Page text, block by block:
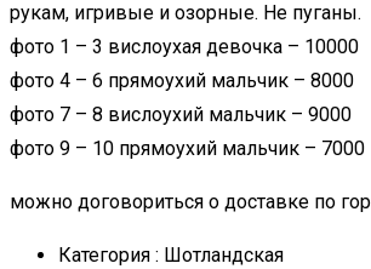
рукам, игривые и озорные. Не пуганы.
фото 1 – 3 вислоухая девочка – 10000
фото 4 – 6 прямоухий мальчик – 8000
фото 7 – 8 вислоухий мальчик – 9000
фото 9 – 10 прямоухий мальчик – 7000
можно договориться о доставке по
Категория : Шотландская